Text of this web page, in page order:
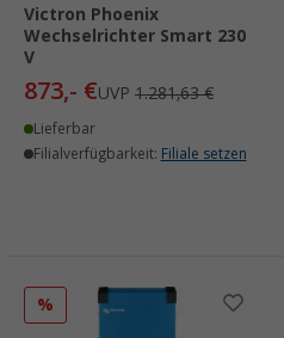
Victron Phoenix
Wechselrichter Smart 230
V
873,- €UVP 1.281,63 €
Lieferbar
Filialverfügbarkeit: Filiale setzen
%